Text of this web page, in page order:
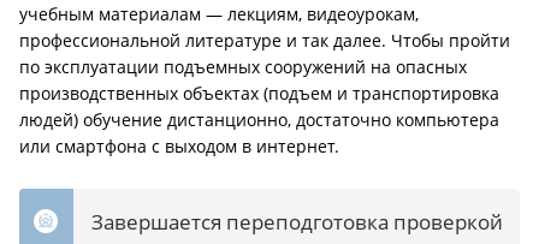
учебным материалам — лекциям, видеоурокам,
профессиональной литературе и так далее. Чтобы пройти
по эксплуатации подъемных сооружений на опасных
производственных объектах (подъем и транспортировка
людей) обучение дистанционно, достаточно компьютера
или смартфона с выходом в интернет.
Завершается переподготовка проверкой